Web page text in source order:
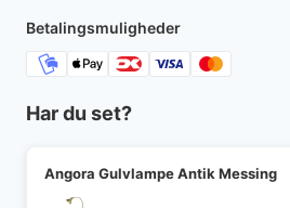
1.295 kr..
Betalingsmuligheder
Har du set?
Angora Gulvlampe Antik Messing